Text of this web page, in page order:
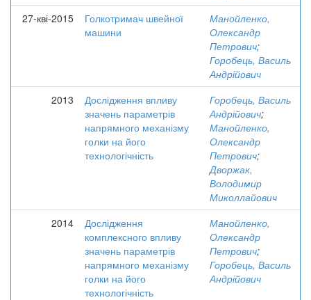
27-кві-2015
Голкотримач швейної
машини
Манойленко,
Олександр
Петрович;
Горобець, Василь
Андрійович
2013
Дослідження впливу
значень параметрів
напрямного механізму
голки на його
технологічність
Горобець, Василь
Андрійович;
Манойленко,
Олександр
Петрович;
Дворжак,
Володимир
Миколлайович
2014
Дослідження
комплексного впливу
значень параметрів
напрямного механізму
голки на його
технологічність
Манойленко,
Олександр
Петрович;
Горобець, Василь
Андрійович